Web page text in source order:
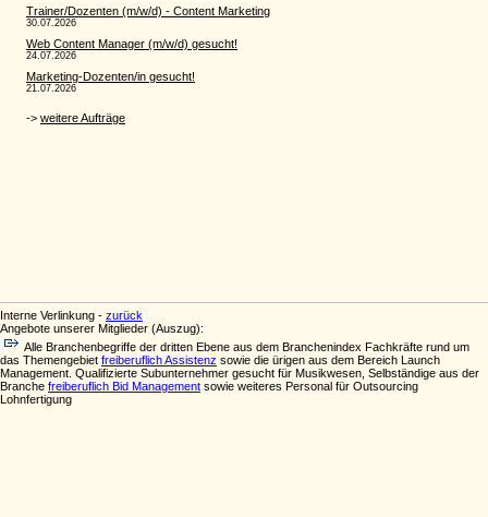
Interne Verlinkung - zurück
Angebote unserer Mitglieder (Auszug):
Alle Branchenbegriffe der dritten Ebene aus dem Branchenindex Fachkräfte rund um
das Themengebiet freiberuflich Assistenz sowie die ürigen aus dem Bereich Launch
Management. Qualifizierte Subunternehmer gesucht für Musikwesen, Selbständige aus der
Branche freiberuflich Bid Management sowie weiteres Personal für Outsourcing
Lohnfertigung